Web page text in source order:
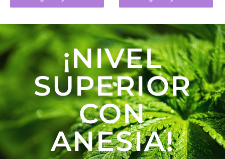
¡NIVEL
SUPERIOR
CON
ANESIA!